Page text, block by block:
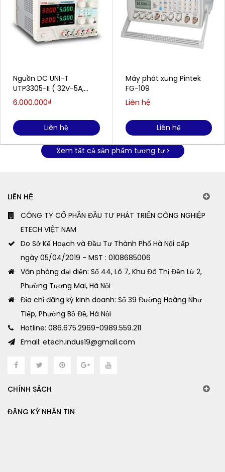
Nguồn DC UNI-T
UTP3305-II ( 32V-5A,
335W)
6.000.000₫
Liên hệ
Máy phát xung Pintek
FG-109
Liên hệ
Liên hệ
Xem tất cả sản phẩm tương tự
LIÊN HỆ
CÔNG TY CỔ PHẦN ĐẦU TƯ PHÁT TRIỂN CÔNG NGHIỆP
ETECH VIỆT NAM
Do Sở Kế Hoạch và Đầu Tư Thành Phố Hà Nội cấp
ngày 05/04/2019 - MST : 0108685006
Văn phòng đại diện: Số 44, Lô 7, Khu Đô Thị Đền Lừ 2,
Phường Tương Mai, Hà Nội
Địa chỉ đăng ký kinh doanh: Số 39 Đường Hoàng Như
Tiếp, Phường Bồ Đề, Hà Nội
Hotline: 086.675.2969-0989.559.211
Email: etech.indus19@gmail.com
CHÍNH SÁCH
ĐĂNG KÝ NHẬN TIN